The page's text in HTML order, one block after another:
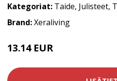
Kategoriat: Taide, Julisteet,
Brand:Xeraliving
13.14 EUR